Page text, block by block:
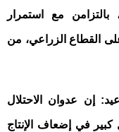
مع استمرار
القطاع الزراعي، من
إن عدوان الاحتلال
في إضعاف الإنتاج